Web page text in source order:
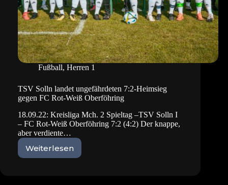
Fußball, Herren 1
TSV Solln landet ungefährdeten 7:2-Heimsieg
gegen FC Rot-Weiß Oberföhring
18.09.22: Kreisliga Mch. 2 Spieltag –TSV Solln I
– FC Rot-Weiß Oberföhring 7:2 (4:2) Der knappe,
aber verdiente…
Weiterlesen
TSV